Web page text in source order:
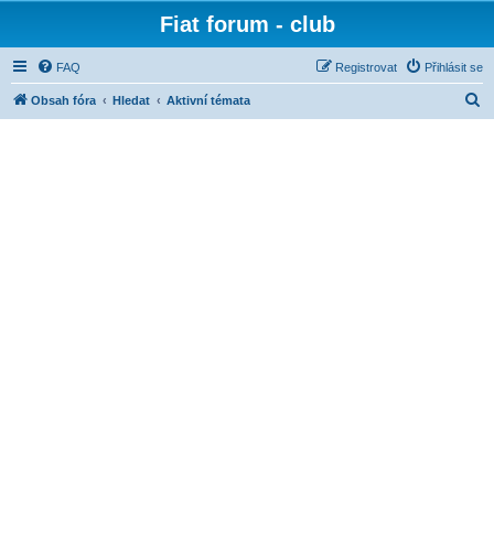
Fiat forum - club
FAQ Přihlásit se
Registrovat
Obsah fóra Hledat Aktivní témata